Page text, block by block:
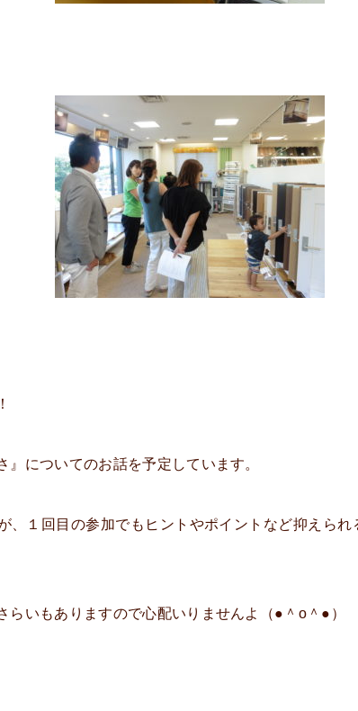
』についてのお話を予定しています。
、１回目の参加でもヒントやポイントなど抑えら
らいもありますので心配いりませんよ（●＾o＾●）